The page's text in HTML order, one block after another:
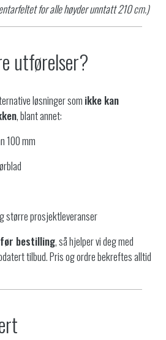
for alle høyder unntatt 210 cm.)
utførelser?
løsninger som ikke kan
, blant annet:
100 mm
større prosjektleveranser
bestilling, så hjelper vi deg med
tilbud. Pris og ordre bekreftes alltid